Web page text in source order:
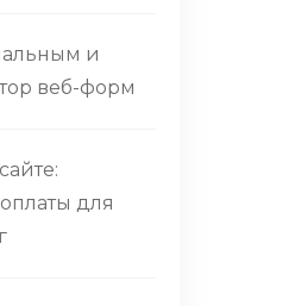
и
веб-форм
для